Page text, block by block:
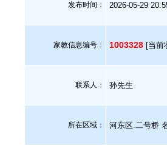
发布时间： 2026-05-29
家教信息编号： 1003328 [当前
联系人： 孙先生
所在区域： 河东区.二号桥